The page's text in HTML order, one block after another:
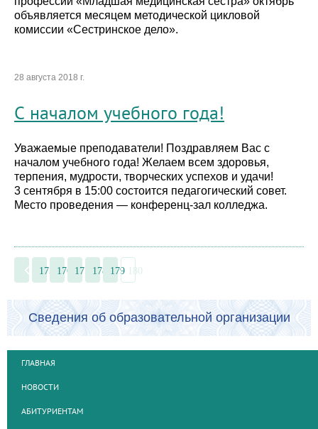
объявляется месяцем методической цикловой
комиссии «Сестринское дело».
28 августа 2018 г.
С началом учебного года!
Уважаемые преподаватели! Поздравляем Вас с
началом учебного года! Желаем всем здоровья,
терпения, мудрости, творческих успехов и удачи!
3 сентября в 15:00 состоится педагогический совет.
Место проведения — конференц-зал колледжа.
175 176 177 178 179 180
Сведения об образовательной организации
ГЛАВНАЯ
НОВОСТИ
АБИТУРИЕНТАМ